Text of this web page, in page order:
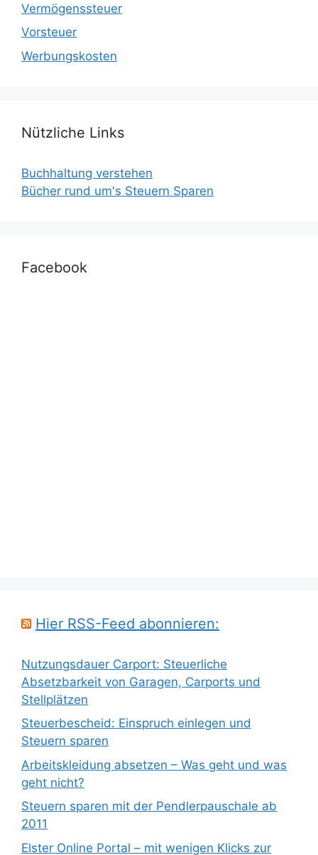
Vermögenssteuer
Vorsteuer
Werbungskosten
Nützliche Links
Buchhaltung verstehen
Bücher rund um's Steuern Sparen
Facebook
Hier RSS-Feed abonnieren:
Nutzungsdauer Carport: Steuerliche
Absetzbarkeit von Garagen, Carports und
Stellplätzen
Steuerbescheid: Einspruch einlegen und
Steuern sparen
Arbeitskleidung absetzen – Was geht und was
geht nicht?
Steuern sparen mit der Pendlerpauschale ab
2011
Elster Online Portal – mit wenigen Klicks zur